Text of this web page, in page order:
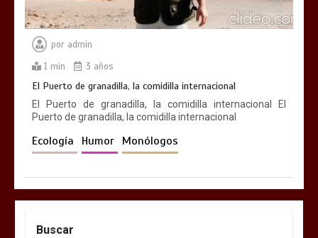
por admin
1 min
3 años
El Puerto de granadilla, la comidilla internacional
El Puerto de granadilla, la comidilla internacional El
Puerto de granadilla, la comidilla internacional
Ecología Humor Monólogos
Buscar